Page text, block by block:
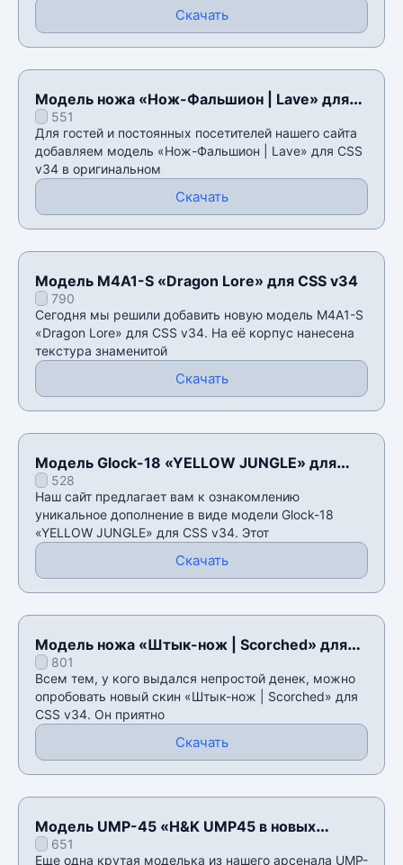
Скачать
Модель ножа «Нож-Фальшион | Lave» для
CSS v34
551
Для гостей и постоянных посетителей нашего сайта
добавляем модель «Нож-Фальшион | Lave» для CSS
v34 в оригинальном
Скачать
Модель M4A1-S «Dragon Lore» для CSS v34
790
Сегодня мы решили добавить новую модель M4A1-S
«Dragon Lore» для CSS v34. На её корпус нанесена
текстура знаменитой
Скачать
Модель Glock-18 «YELLOW JUNGLE» для
CSS v34
528
Наш сайт предлагает вам к ознакомлению
уникальное дополнение в виде модели Glock-18
«YELLOW JUNGLE» для CSS v34. Этот
Скачать
Модель ножа «Штык-нож | Scorched» для
CSS v34
801
Всем тем, у кого выдался непростой денек, можно
опробовать новый скин «Штык-нож | Scorched» для
CSS v34. Он приятно
Скачать
Модель UMP-45 «H&K UMP45 в новых
текстурах» для CSS v34
651
Еще одна крутая моделька из нашего арсенала UMP-